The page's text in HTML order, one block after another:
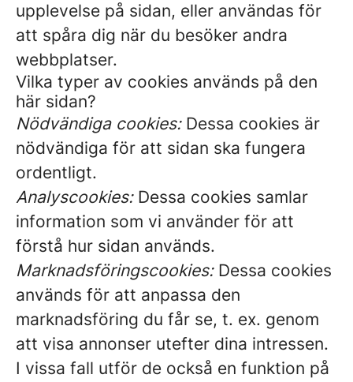
upplevelse på sidan, eller användas för
att spåra dig när du besöker andra
webbplatser.
Vilka typer av cookies används på den
här sidan?
Nödvändiga cookies:Dessa cookies är
nödvändiga för att sidan ska fungera
ordentligt.
Analyscookies:Dessa cookies samlar
information som vi använder för att
förstå hur sidan används.
Marknadsföringscookies:Dessa cookies
används för att anpassa den
marknadsföring du får se, t. ex. genom
att visa annonser utefter dina intressen.
I vissa fall utför de också en funktion på